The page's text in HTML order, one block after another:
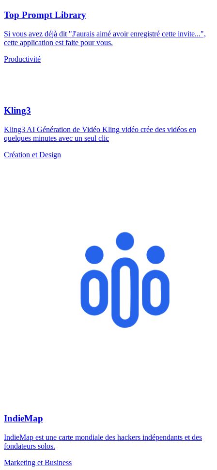
Top Prompt Library
Si vous avez déjà dit "J'aurais aimé avoir enregistré cette invite...",
cette application est faite pour vous.
Productivité
Kling3
Kling3 AI Génération de Vidéo Kling vidéo crée des vidéos en
quelques minutes avec un seul clic
Création et Design
IndieMap
IndieMap est une carte mondiale des hackers indépendants et des
fondateurs solos.
Marketing et Business